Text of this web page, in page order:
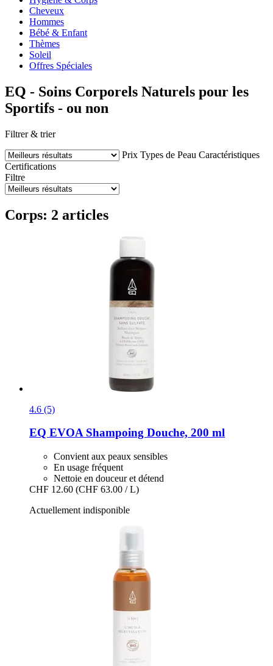
Cheveux
Hommes
Bébé & Enfant
Thèmes
Soleil
Offres Spéciales
EQ - Soins Corporels Naturels pour les
Sportifs - ou non
Filtrer & trier
Prix Types de Peau Caractéristiques
Certifications
Filtre
Corps: 2 articles
4.6 (5)
EQ EVOAShampoing Douche, 200 ml
Convient aux peaux sensibles
En usage fréquent
Nettoie en douceur et détend
CHF 12.60 (CHF 63.00 / L)
Actuellement indisponible